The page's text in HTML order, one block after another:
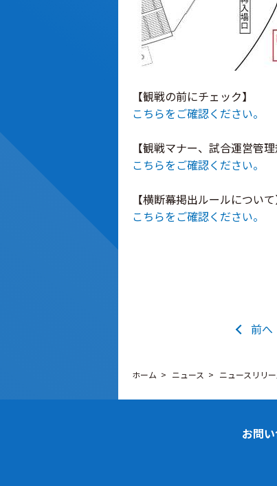
【観戦の前にチェック】
こちらをご確認ください。
【観戦マナー、試合運営管理
こちらをご確認ください。
【横断幕掲出ルールについて
こちらをご確認ください。
前へ
ホーム ニュース ニュースリリー
お問